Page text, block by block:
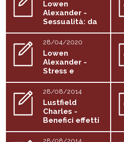
Lowen
Alexander -
Sessualità: da
Reich a oggi
28/04/2020
Lowen
Alexander -
Stress e
malattia
28/08/2014
Lustfield
Charles -
Benefici effetti
dell'amicizia in...